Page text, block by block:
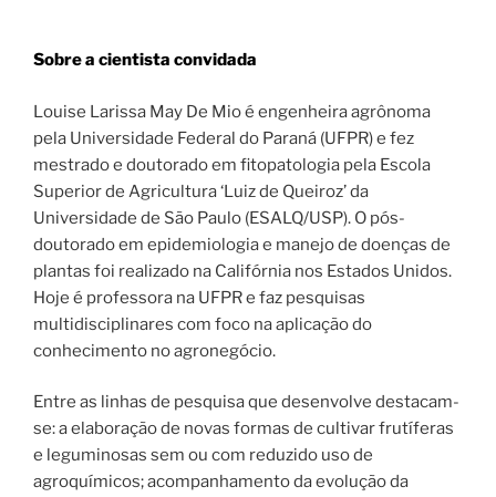
Sobre a cientista convidada
Louise Larissa May De Mio é engenheira agrônoma
pela Universidade Federal do Paraná (UFPR) e fez
mestrado e doutorado em fitopatologia pela Escola
Superior de Agricultura ‘Luiz de Queiroz’ da
Universidade de São Paulo (ESALQ/USP). O pós-
doutorado em epidemiologia e manejo de doenças de
plantas foi realizado na Califórnia nos Estados Unidos.
Hoje é professora na UFPR e faz pesquisas
multidisciplinares com foco na aplicação do
conhecimento no agronegócio.
Entre as linhas de pesquisa que desenvolve destacam-
se: a elaboração de novas formas de cultivar frutíferas
e leguminosas sem ou com reduzido uso de
agroquímicos; acompanhamento da evolução da